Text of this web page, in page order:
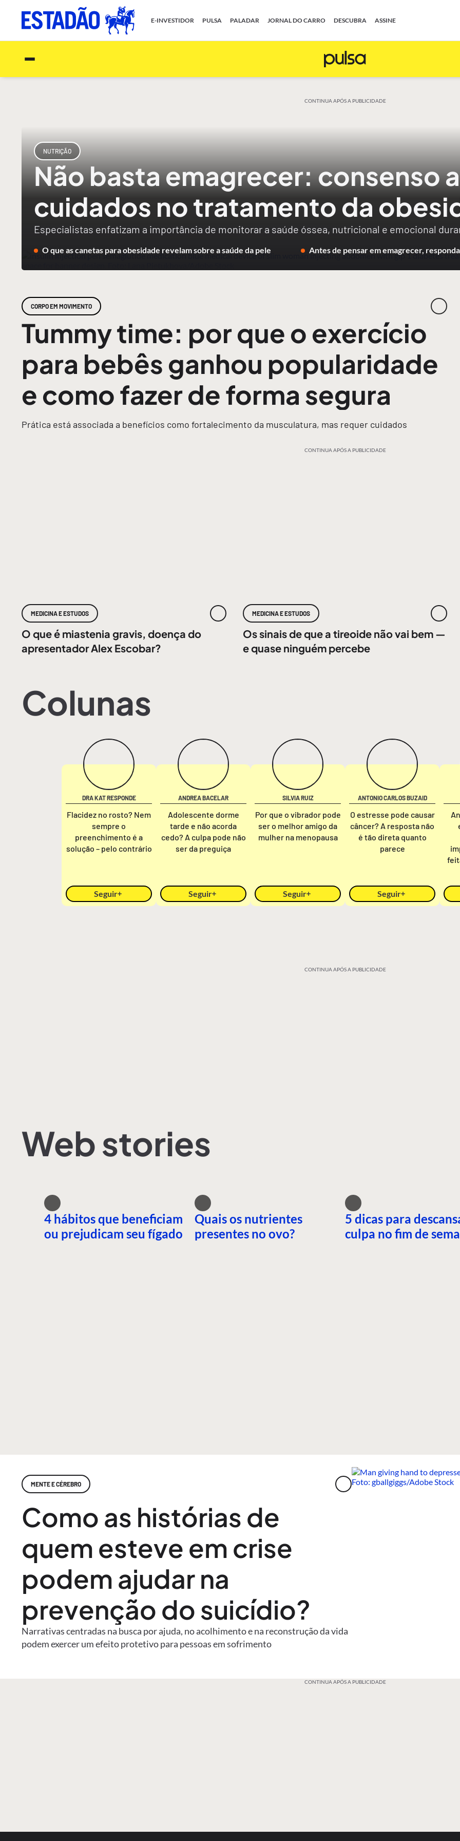
E-INVESTIDOR PULSA PALADAR JORNAL DO CARRO DESCUBRA ASSINE
CONTINUA APÓS A PUBLICIDADE
NUTRIÇÃO
Não basta emagrecer: consenso
cuidados no tratamento da
Especialistas enfatizam a importância de monitorar a saúde óssea, nutricional e emocional
O que as canetas para obesidade revelam sobre a saúde da pele Antes de pensar em emagrecer,
CORPO EM MOVIMENTO
Tummy time: por que o exercício
para bebês ganhou popularidade
e como fazer de forma segura
Prática está associada a benefícios como fortalecimento da musculatura, mas requer cuidados
CONTINUA APÓS A PUBLICIDADE
MEDICINA E ESTUDOS
O que é miastenia gravis, doença do
apresentador Alex Escobar?
MEDICINA E ESTUDOS
Os sinais de que a tireoide não vai bem —
e quase ninguém percebe
Colunas
DRA KAT RESPONDE
Flacidez no rosto? Nem
sempre o
preenchimento é a
solução – pelo contrário
Seguir
ANDREA BACELAR
Adolescente dorme
tarde e não acorda
cedo? A culpa pode não
ser da preguiça
Seguir
SILVIA RUIZ
Por que o vibrador pode
ser o melhor amigo da
mulher na menopausa
Seguir
ANTONIO CARLOS BUZAID
O estresse pode causar
câncer? A resposta não
é tão direta quanto
parece
Seguir
CONTINUA APÓS A PUBLICIDADE
Web stories
4 hábitos que beneficiam
ou prejudicam seu fígado
Quais os nutrientes
presentes no ovo?
5 dicas para
culpa no fim de
MENTE E CÉREBRO
Como as histórias de
quem esteve em crise
podem ajudar na
prevenção do suicídio?
Narrativas centradas na busca por ajuda, no acolhimento e na reconstrução da vida
podem exercer um efeito protetivo para pessoas em sofrimento
CONTINUA APÓS A PUBLICIDADE